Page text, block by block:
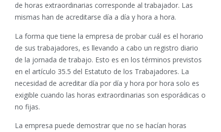
de horas extraordinarias corresponde al trabajador. Las
mismas han de acreditarse día a día y hora a hora.
La forma que tiene la empresa de probar cuál es el horario
de sus trabajadores, es llevando a cabo un registro diario
de la jornada de trabajo. Esto es en los términos previstos
en el artículo 35.5 del Estatuto de los Trabajadores. La
necesidad de acreditar día por día y hora por hora solo es
exigible cuando las horas extraordinarias son esporádicas o
no fijas.
La empresa puede demostrar que no se hacían horas